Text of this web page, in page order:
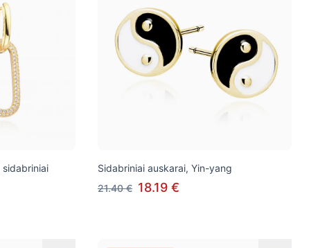
Sidabriniai auskarai, Yin-yang
21.40 € 18.19 €